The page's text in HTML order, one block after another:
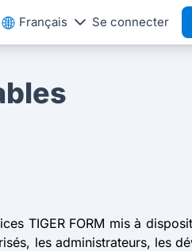
Français Se connecter
TIGER FORM mis à
les administrateurs, les